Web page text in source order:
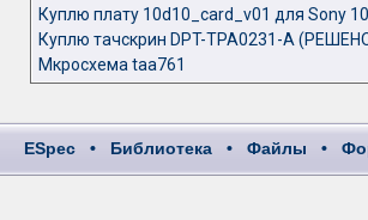
Куплю плату 10d10_card_v01 для Sony
Куплю тачскрин DPT-TPA0231-A
Мкросхема taa761
ESpec • Библиотека • Файлы •